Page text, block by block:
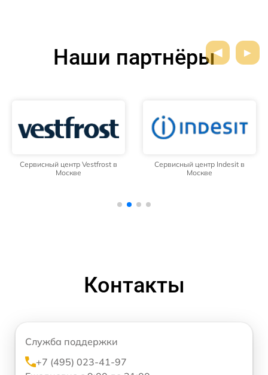
Наши партнёры
Сервисный центр Vestfrost в
Москве
Сервисный центр Indesit в
Москве
Контакты
Служба поддержки
+7 (495) 023-41-97